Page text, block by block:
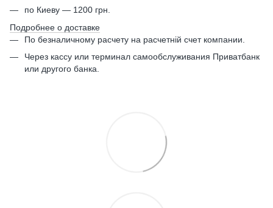
по Киеву — 1200 грн.
Подробнее о доставке
По безналичному расчету на расчетній счет компании.
Через кассу или терминал самообслуживания Приватбанк
или другого банка.